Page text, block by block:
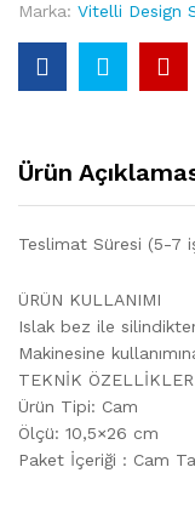
Marka: Vitelli Design
Ürün
Teslimat Süresi (5-7
ÜRÜN KULLANIMI
Islak bez ile
Makinesine
TEKNİK ÖZELLİKLER
Ürün Tipi: Cam
Ölçü: 10,5×26 cm
Paket İçeriği : Cam